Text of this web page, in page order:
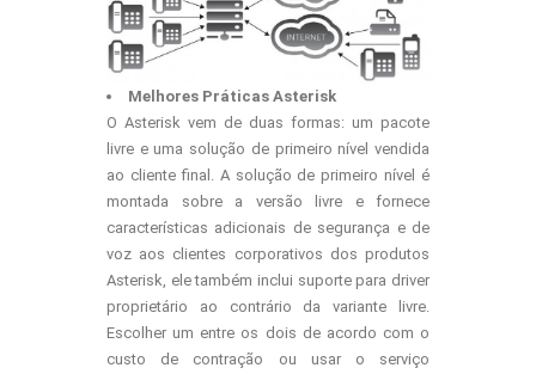
Melhores Práticas Asterisk
O Asterisk vem de duas formas: um pacote
livre e uma solução de primeiro nível vendida
ao cliente final. A solução de primeiro nível é
montada sobre a versão livre e fornece
características adicionais de segurança e de
voz aos clientes corporativos dos produtos
Asterisk, ele também inclui suporte para driver
proprietário ao contrário da variante livre.
Escolher um entre os dois de acordo com o
custo de contração ou usar o serviço